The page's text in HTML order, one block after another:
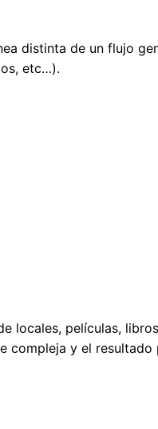
distinta de un flujo
etc…).
locales, películas,
y el resultado